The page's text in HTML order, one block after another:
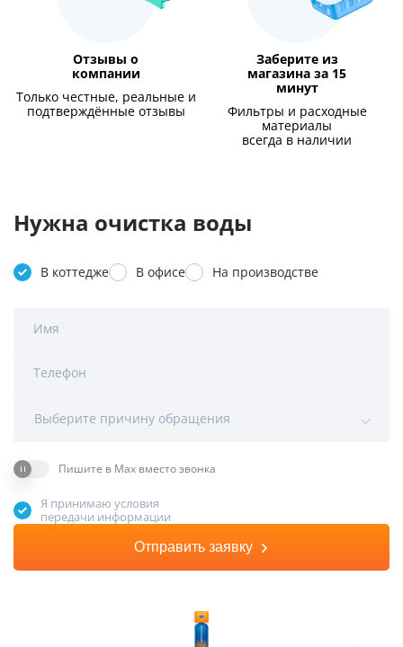
Отзывы о
компании
Только честные, реальные и
подтверждённые отзывы
Заберите из
магазина за 15
минут
Фильтры и расходные
материалы
всегда в наличии
Нужна очистка воды
В коттедже В офисе На производстве
Имя
Телефон
Выберите причину обращения
Пишите в Max вместо звонка
Я принимаю условия
передачи информации
Отправить заявку